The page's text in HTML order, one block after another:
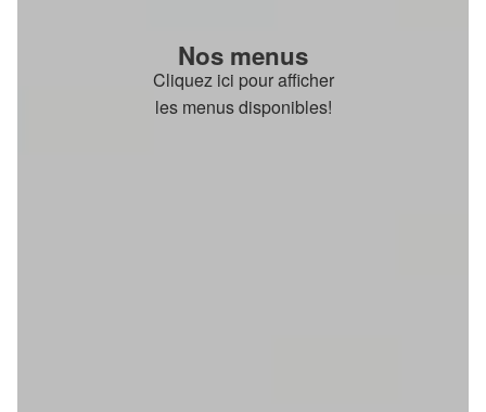
Nos menus
Cliquez ici pour afficher
les menus disponibles!